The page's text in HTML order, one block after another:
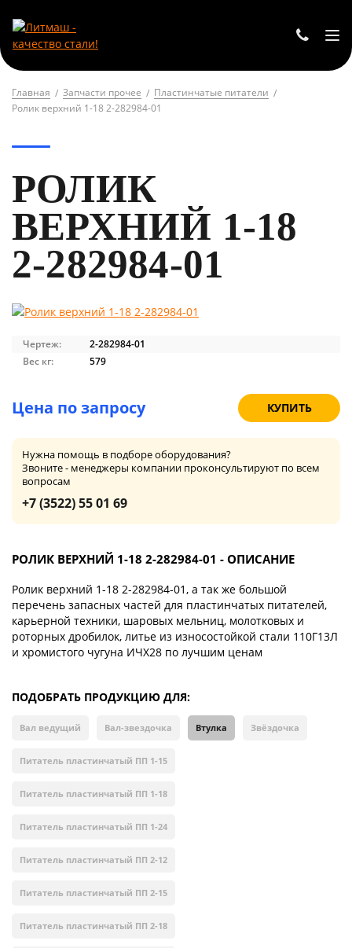
Главная Запчасти прочее
Пластинчатые питатели
Ролик верхний 1-18 2-282984-01
РОЛИК
ВЕРХНИЙ 1-18
2-282984-01
Чертеж:
2-282984-01
Вес кг:
579
Цена по запросу КУПИТЬ
Нужна помощь в подборе оборудования?
Звоните - менеджеры компании проконсультируют по всем
вопросам
+7 (3522) 55 01 69
РОЛИК ВЕРХНИЙ 1-18 2-282984-01 - ОПИСАНИЕ
Ролик верхний 1-18 2-282984-01, а так же большой
перечень запасных частей для пластинчатых питателей,
карьерной техники, шаровых мельниц, молотковых и
роторных дробилок, литье из износостойкой стали 110Г13Л
и хромистого чугуна ИЧХ28 по лучшим ценам
ПОДОБРАТЬ ПРОДУКЦИЮ ДЛЯ:
Вал ведущий Вал-звездочка Втулка Звёздочка
Питатель пластинчатый ПП 1-15
Питатель пластинчатый ПП 1-18
Питатель пластинчатый ПП 1-24
Питатель пластинчатый ПП 2-12
Питатель пластинчатый ПП 2-15
Питатель пластинчатый ПП 2-18